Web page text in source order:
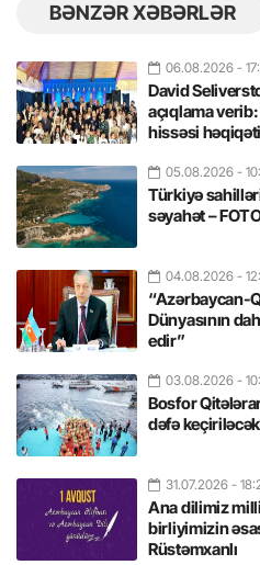
BƏNZƏR XƏBƏRLƏR
06.08.2026 -
David
açıqlama
hissəsi
05.08.2026 -
Türkiyə
səyahət –
04.08.2026 -
“Azərbaycan-
Dünyasının
edir”
03.08.2026 -
Bosfor
dəfə keçiriləcək
31.07.2026 -
Ana dilimiz
birliyimizin
Rüstəmxanlı